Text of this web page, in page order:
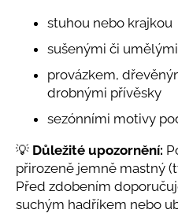
stuhou nebo krajkou
sušenými či
provázkem,
drobnými přívěsky
sezónními motivy
💡 Důležité upozornění:
přirozeně jemně mastný
Před zdobením
suchým hadříkem nebo